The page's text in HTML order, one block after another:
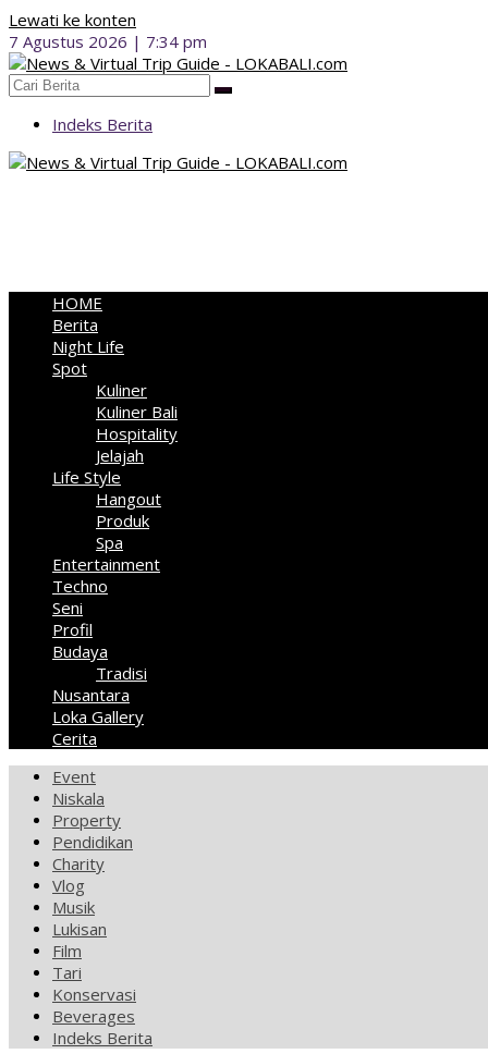
Lewati ke konten
7 Agustus 2026 | 7:34 pm
Indeks Berita
HOME
Berita
Night Life
Spot
Kuliner
Kuliner Bali
Hospitality
Jelajah
Life Style
Hangout
Produk
Spa
Entertainment
Techno
Seni
Profil
Budaya
Tradisi
Nusantara
Loka Gallery
Cerita
Event
Niskala
Property
Pendidikan
Charity
Vlog
Musik
Lukisan
Film
Tari
Konservasi
Beverages
Indeks Berita